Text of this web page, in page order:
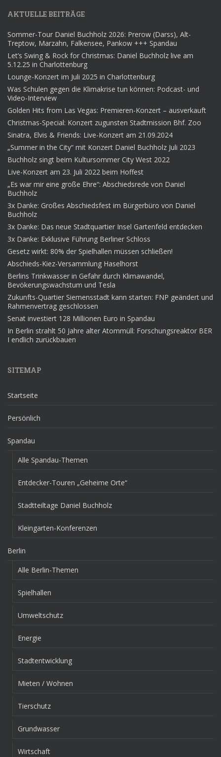
AKTUELLE BEITRÄGE
Sommer-Tour Daniel Buchholz 2026: Prerow (Darss), Alt-
Treptow, Marzahn, Falkensee, Pankow +++ Spandau
Let’s Swing & Rock for Christmas: Daniel Buchholz live am
5.12.25 in Charlottenburg
Lounge-Konzert im Juli 2025 in Charlottenburg
Was Schulen gegen die Klimakrise tun können: Podcast- und
Video-Interview
Golden Hits from Las Vegas: Premieren-Konzert – ausverkauft
Christmas-Special: Konzert zugunsten Stadtmission Bhf. Zoo
Sinatra, Elvis & Friends: Live-Konzert am 21.09.2024
„Summer in the City“ mit Konzert Daniel Buchholz Juli 2023
Buchholz singt beim Kultursommer City West 2022
Live-Konzert am 23. Juli 2022 beim Hoffest
„Es war mir eine große Ehre“: Abschiedsrede von Daniel
Buchholz
3x Danke: Großes Abschiedsfest im Bürgerbüro von Daniel
Buchholz
3x Danke: Das neue Stadtquartier Insel Gartenfeld entdecken
3x Danke: Exklusive Führung Berliner Schloss
Gesetz wirkt: 80% der Spielhallen müssen schließen!
Abschieds-Kiez-Versammlung Haselhorst
Berlins Trinkwasser in Gefahr durch Klimawandel,
Bevökerungswachstum und Tesla
Zukunfts-Quartier Siemensstadt kann starten: FNP geändert und
Rahmenvertrag geschlossen
Senat investiert 128 Millionen Euro in Spandau
In Berlin strahlt 50 Jahre alter Atommüll: Forschungsreaktor BER
I endlich zurückbauen
SITEMAP
Startseite
Persönlich
Spandau
Alle Spandau-Themen
Entdecker-Touren „Geheime Orte“
Stadtteiltage Daniel Buchholz
Kleingarten-Konferenzen
Berlin
Alle Berlin-Themen
Spielhallen
Umweltschutz
Energie
Stadtentwicklung
Mieten / Wohnen
Tierschutz
Grundwasser
Wirtschaft